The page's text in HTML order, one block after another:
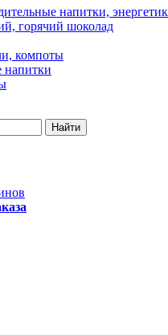
напитки,
горячий шоколад
компоты
напитки
Найти